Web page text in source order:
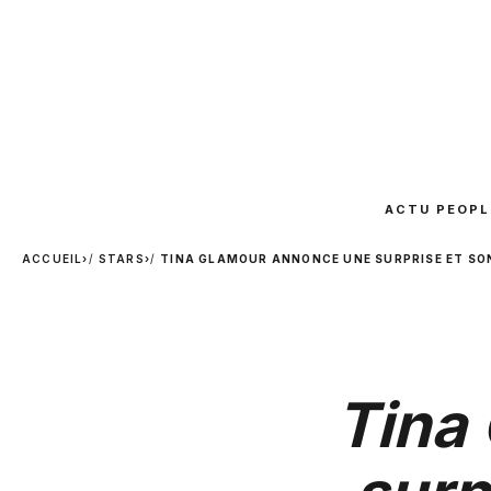
ACTU
ACCUEIL› STARS› TINA GLAMOUR ANNONCE UNE SURPRISE ET
Tina